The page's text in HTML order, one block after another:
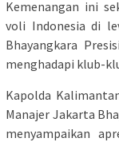
Kemenangan ini
voli Indonesia di
Bhayangkara
menghadapi klub-
Kapolda
Manajer Jakarta
menyampaikan